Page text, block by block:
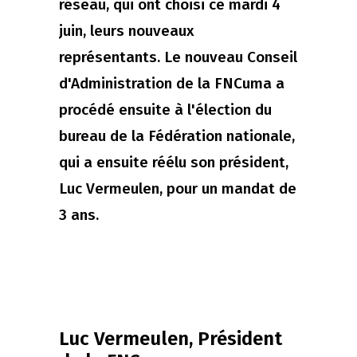
réseau, qui ont choisi ce mardi 4
juin, leurs nouveaux
représentants. Le nouveau Conseil
d'Administration de la FNCuma a
procédé ensuite à l'élection du
bureau de la Fédération nationale,
qui a ensuite réélu son président,
Luc Vermeulen, pour un mandat de
3 ans.
Luc Vermeulen, Président